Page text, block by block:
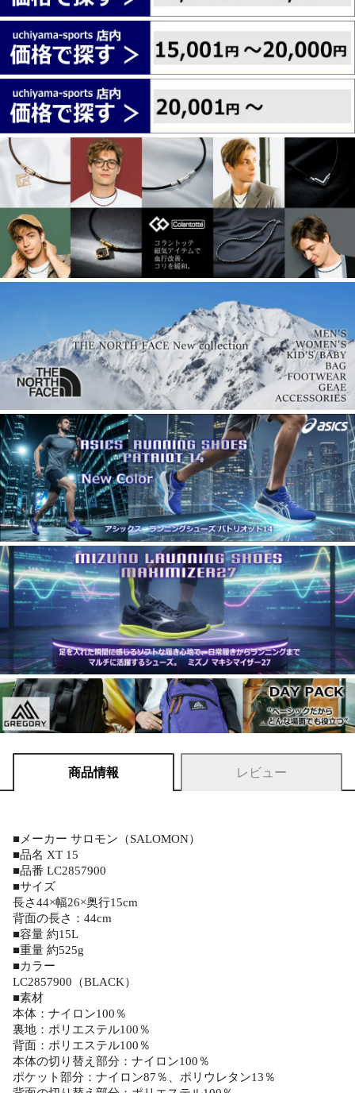
商品情報 レビュー
■メーカー サロモン（SALOMON）
■品名 XT 15
■品番 LC2857900
■サイズ
長さ44×幅26×奥行15cm
背面の長さ：44cm
■容量 約15L
■重量 約525g
■カラー
LC2857900（BLACK）
■素材
本体：ナイロン100％
裏地：ポリエステル100％
背面：ポリエステル100％
本体の切り替え部分：ナイロン100％
ポケット部分：ナイロン87％、ポリウレタン13％